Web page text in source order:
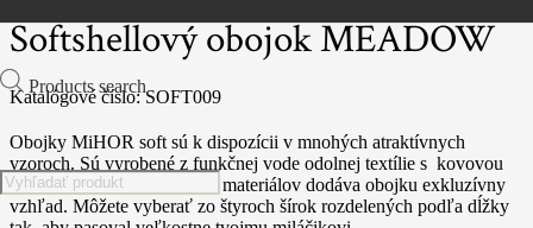
Products search
Softshellový obojok MEADOW
Katalógové číslo:SOFT009
Obojky MiHOR soft sú k dispozícii v mnohých atraktívnych
vzoroch. Sú vyrobené z funkčnej vode odolnej textílie s kovovou
sponou. Použitie kvalitných materiálov dodáva obojku exkluzívny
vzhľad. Môžete vyberať zo štyroch šírok rozdelených podľa dĺžky